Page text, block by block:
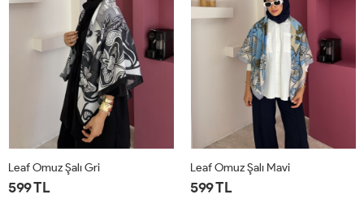
Leaf Omuz Şalı Gri
599 TL
Leaf Omuz Şalı Mavi
599 TL